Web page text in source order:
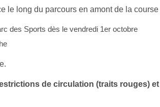
le long du parcours en amont de la course
des Sports dès le vendredi 1er octobre
de circulation (traits rouges) et